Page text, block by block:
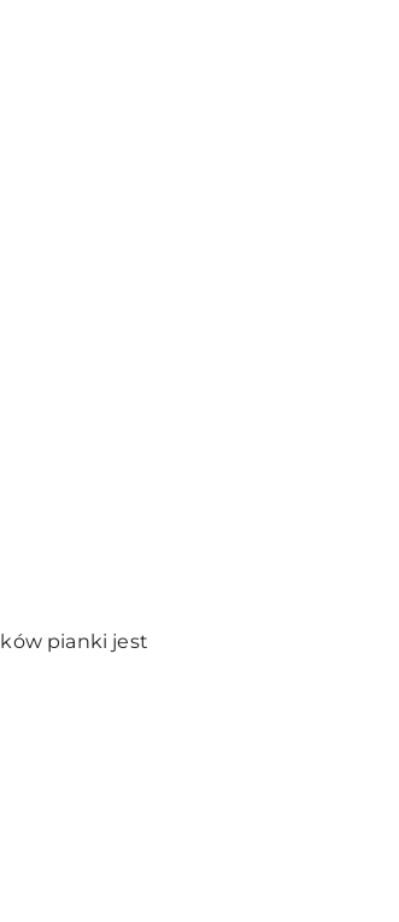
pianki jest